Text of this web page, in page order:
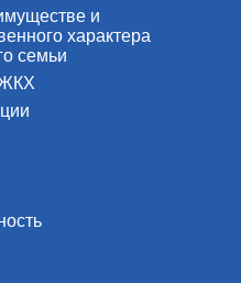
и
характера
семьи
ЖКХ